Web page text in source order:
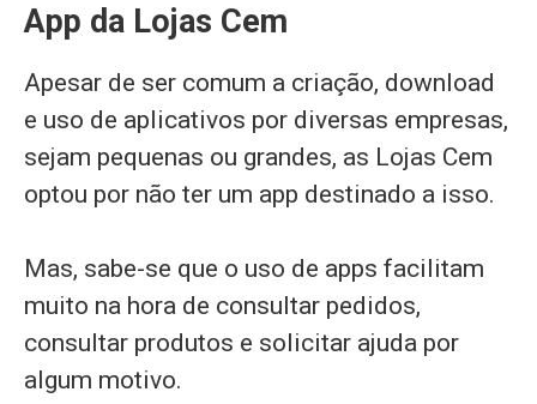
App da Lojas Cem
Apesar de ser comum a criação, download
e uso de aplicativos por diversas empresas,
sejam pequenas ou grandes, as Lojas Cem
optou por não ter um app destinado a isso.
Mas, sabe-se que o uso de apps facilitam
muito na hora de consultar pedidos,
consultar produtos e solicitar ajuda por
algum motivo.